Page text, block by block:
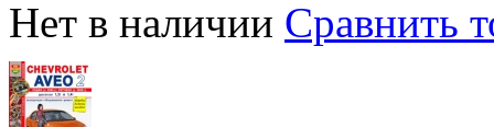
Нет в наличии Сравнить